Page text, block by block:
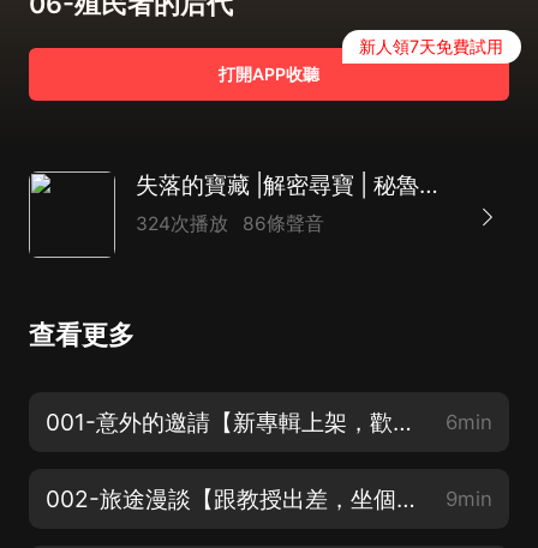
打開APP收聽
新人領7天免費試用
失落的寶藏 |解密尋寶 | 秘魯密藏
324次播放 86條聲音
查看更多
001-意外的邀請【新專輯上架，歡迎訂閱支持】 6min
002-旅途漫談【跟教授出差，坐個飛機也是談學術】 9min